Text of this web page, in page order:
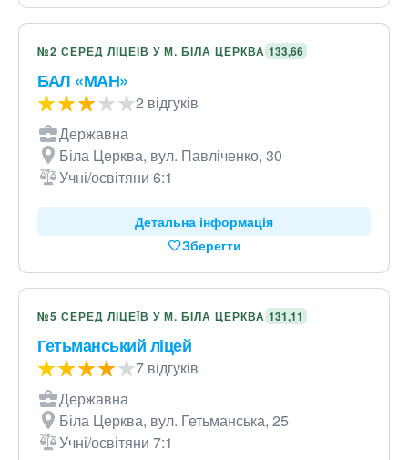
№2 СЕРЕД ЛІЦЕЇВ У М. БІЛА ЦЕРКВА 133,66
БАЛ «МАН»
2 відгуків
Державна
Біла Церква, вул. Павліченко, 30
Учні/освітяни 6:1
Детальна інформація
Зберегти
№5 СЕРЕД ЛІЦЕЇВ У М. БІЛА ЦЕРКВА 131,11
Гетьманський ліцей
7 відгуків
Державна
Біла Церква, вул. Гетьманська, 25
Учні/освітяни 7:1